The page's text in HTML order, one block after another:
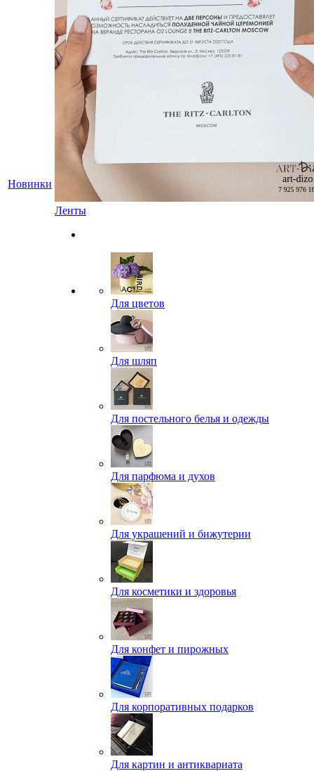
Новинки
Ленты
Для цветов
Для шляп
Для постельного белья и одежды
Для парфюма и духов
Для украшений и бижутерии
Для косметики и здоровья
Для конфет и пирожных
Для корпоративных подарков
Для картин и антиквариата